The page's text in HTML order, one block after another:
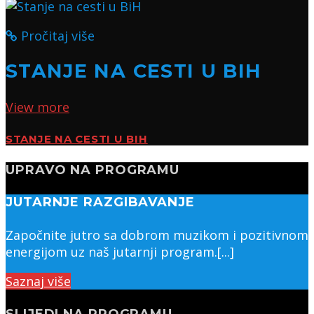
Pročitaj više
STANJE NA CESTI U BIH
View more
STANJE NA CESTI U BIH
UPRAVO NA PROGRAMU
JUTARNJE RAZGIBAVANJE
Započnite jutro sa dobrom muzikom i pozitivnom
energijom uz naš jutarnji program.[...]
Saznaj više